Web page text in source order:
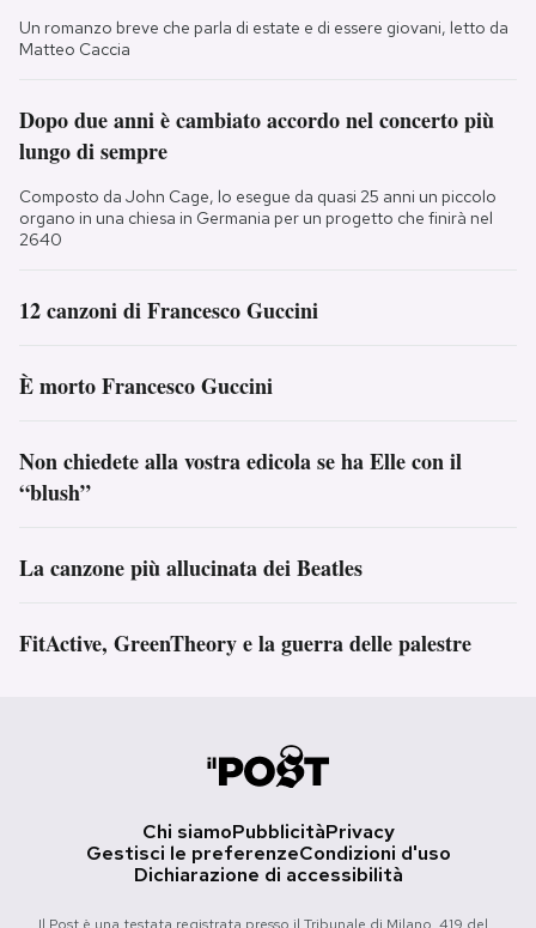
Un romanzo breve che parla di estate e di essere giovani, letto da
Matteo Caccia
Dopo due anni è cambiato accordo nel concerto più
lungo di sempre
Composto da John Cage, lo esegue da quasi 25 anni un piccolo
organo in una chiesa in Germania per un progetto che finirà nel
2640
12 canzoni di Francesco Guccini
È morto Francesco Guccini
Non chiedete alla vostra edicola se ha Elle con il
“blush”
La canzone più allucinata dei Beatles
FitActive, GreenTheory e la guerra delle palestre
Chi siamoPubblicitàPrivacy
Gestisci le preferenzeCondizioni d'uso
Dichiarazione di accessibilità